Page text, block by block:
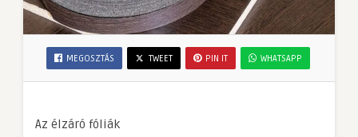
MEGOSZTÁS TWEET PIN IT WHATSAPP
Az élzáró fóliák